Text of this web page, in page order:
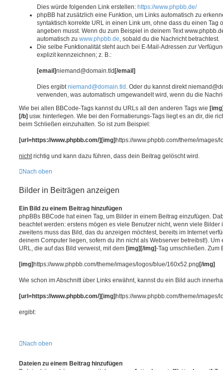
Dies würde folgenden Link erstellen: https://www.phpbb.de/
phpBB hat zusätzlich eine Funktion, um Links automatisch zu
syntaktisch korrekte URL in einen Link um, ohne dass du einen Tag
angeben musst. Wenn du zum Beispiel in deinem Text
automatisch zu www.phpbb.de, sobald du die Nachricht betrachtest.
Die selbe Funktionalität steht auch bei E-Mail-Adressen zur
explizit kennzeichnen; z. B.:
[email]niemand@domain.tld [/email]
Dies ergibtniemand@domain.tld . Oder du kannst direkt
verwenden, was automatisch umgewandelt wird, wenn du die
Wie bei allen BBCode-Tags kannst du URLs all den anderen Tags wie
[/b] usw. hinterlegen. Wie bei den Formatierungs-Tags liegt es an dir, die
beim Schließen einzuhalten. So ist zum Beispiel:
[url=https://www.phpbb.com/][img] https://www.phpbb.com/theme/images/
nichtrichtig und kann dazu führen, dass dein Beitrag gelöscht wird.
Nach oben
Bilder in Beiträgen anzeigen
Ein Bild zu einem Beitrag hinzufügen
phpBBs BBCode hat einen Tag, um Bilder in einem Beitrag einzufügen.
beachtet werden: erstens mögen es viele Benutzer nicht, wenn viele
zweitens muss das Bild, das du anzeigen möchtest, bereits im Internet
deinem Computer liegen, sofern du ihn nicht als Webserver betreibst!).
URL, die auf das Bild verweist, mit dem [img][/img]-Tag umschließen. Zum
[img] https://www.phpbb.com/theme/images/logos/blue/160x52.png [/img]
Wie schon im Abschnitt über Links erwähnt, kannst du ein Bild auch
[url=https://www.phpbb.com/][img] https://www.phpbb.com/theme/images/
ergibt:
Nach oben
Dateien zu einem Beitrag hinzufügen